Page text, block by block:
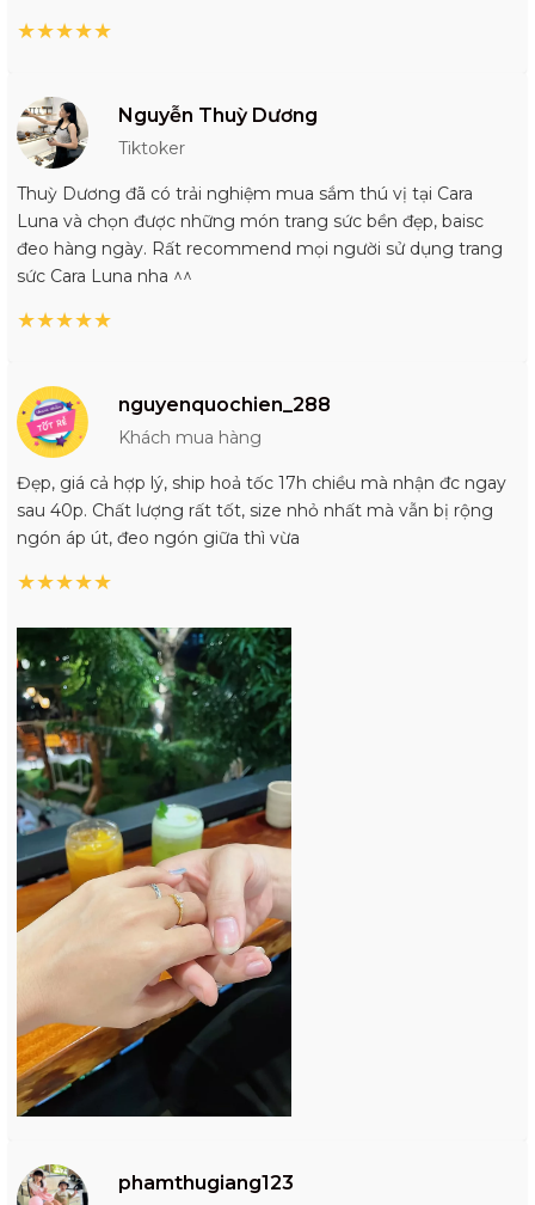
★★★★★
Nguyễn Thuỳ Dương
Tiktoker
Thuỳ Dương đã có trải nghiệm mua sắm thú vị tại Cara
Luna và chọn được những món trang sức bền đẹp, baisc
đeo hàng ngày. Rất recommend mọi người sử dụng trang
sức Cara Luna nha ^^
★★★★★
nguyenquochien_288
Khách mua hàng
Đẹp, giá cả hợp lý, ship hoả tốc 17h chiều mà nhận đc ngay
sau 40p. Chất lượng rất tốt, size nhỏ nhất mà vẫn bị rộng
ngón áp út, đeo ngón giữa thì vừa
★★★★★
phamthugiang123